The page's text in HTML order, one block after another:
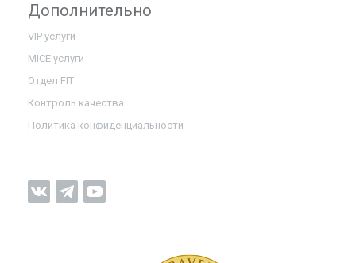
Дополнительно
VIP услуги
MICE услуги
Отдел FIT
Контроль качества
Политика конфиденциальности